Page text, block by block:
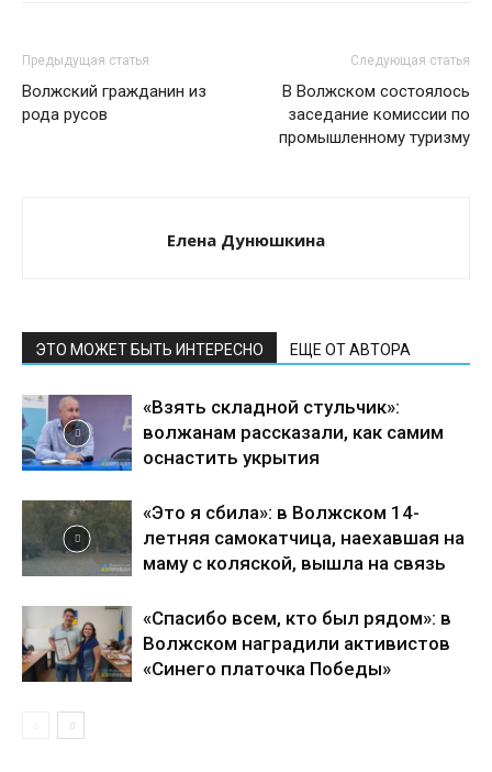
Предыдущая статья
Волжский гражданин из
рода русов
Следующая статья
В Волжском состоялось
заседание комиссии по
промышленному туризму
Елена Дунюшкина
ЭТО МОЖЕТ БЫТЬ ИНТЕРЕСНО ЕЩЕ ОТ АВТОРА
«Взять складной стульчик»:
волжанам рассказали, как самим
оснастить укрытия
«Это я сбила»: в Волжском 14-
летняя самокатчица, наехавшая на
маму с коляской, вышла на связь
«Спасибо всем, кто был рядом»: в
Волжском наградили активистов
«Синего платочка Победы»